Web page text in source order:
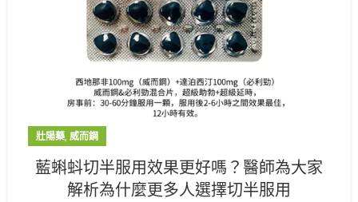
壯陽藥, 威而鋼
藍蝌蚪切半服用效果更好嗎？醫師為大家
解析為什麼更多人選擇切半服用